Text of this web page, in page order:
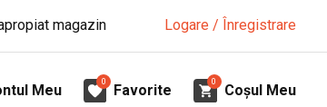
magazin Logare / Înregistrare
Meu
0
Favorite
0
Coșul Meu